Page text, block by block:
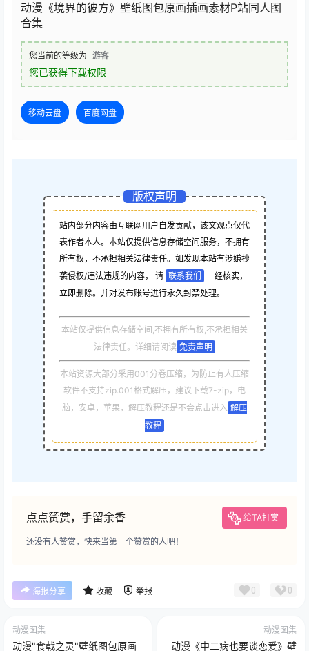
动漫《境界的彼方》壁纸图包原画插画素材P站同人图
合集
您当前的等级为 游客
您已获得下载权限
移动云盘 百度网盘
版权声明
站内部分内容由互联网用户自发贡献，该文观点仅代
表作者本人。本站仅提供信息存储空间服务，不拥有
所有权，不承担相关法律责任。如发现本站有涉嫌抄
袭侵权/违法违规的内容， 请 联系我们
一经核实，
立即删除。并对发布账号进行永久封禁处理。
本站仅提供信息存储空间,不拥有所有权,不承担相关
法律责任。详细请阅读 免责声明
本站资源大部分采用001分卷压缩，为防止有人压缩
软件不支持zip.001格式解压，建议下载7-zip，电
脑，安卓，苹果，解压教程还是不会点击进入 解压
教程
点点赞赏，手留余香 给TA打赏
还没有人赞赏，快来当第一个赞赏的人吧！
海报分享 收藏 举报 0 0
动漫图集
动漫"食戟之灵"壁纸图包原画
动漫图集
动漫《中二病也要谈恋爱》壁